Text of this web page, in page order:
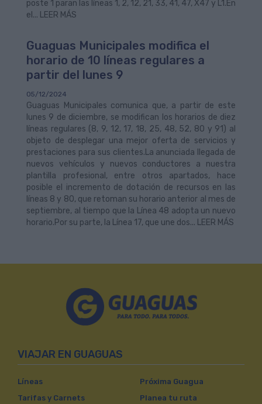
poste 1 paran las líneas 1, 2, 12, 21, 33, 41, 47, X47 y L1.En
el... LEER MÁS
Guaguas Municipales modifica el
horario de 10 líneas regulares a
partir del lunes 9
05/12/2024
Guaguas Municipales comunica que, a partir de este
lunes 9 de diciembre, se modifican los horarios de diez
líneas regulares (8, 9, 12, 17, 18, 25, 48, 52, 80 y 91) al
objeto de desplegar una mejor oferta de servicios y
prestaciones para sus clientes.La anunciada llegada de
nuevos vehículos y nuevos conductores a nuestra
plantilla profesional, entre otros apartados, hace
posible el incremento de dotación de recursos en las
líneas 8 y 80, que retoman su horario anterior al mes de
septiembre, al tiempo que la Línea 48 adopta un nuevo
horario.Por su parte, la Línea 17, que une dos... LEER MÁS
VIAJAR EN GUAGUAS
Líneas
Tarifas y Carnets
Próxima Guagua
Planea tu ruta